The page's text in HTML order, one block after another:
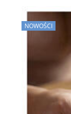
NOWOŚCI